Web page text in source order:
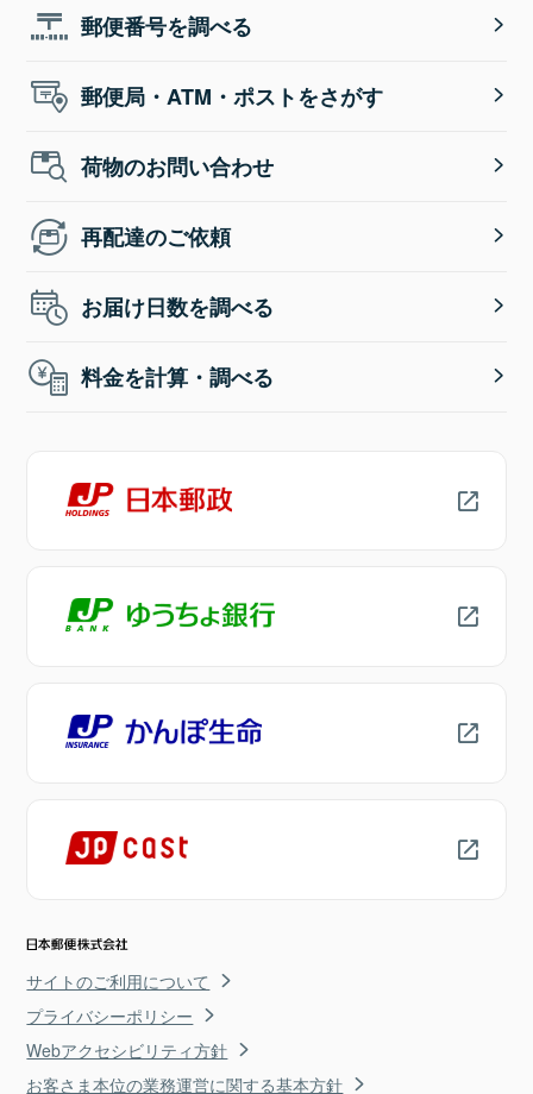
郵便番号を調べる
郵便局・ATM・ポストをさがす
荷物のお問い合わせ
再配達のご依頼
お届け日数を調べる
料金を計算・調べる
サイトのご利用について
プライバシーポリシー
Webアクセシビリティ方針
お客さま本位の業務運営に関する基本方針